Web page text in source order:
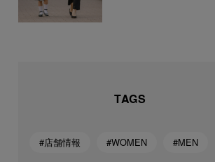
TAGS
#店舗情報 #WOMEN #MEN